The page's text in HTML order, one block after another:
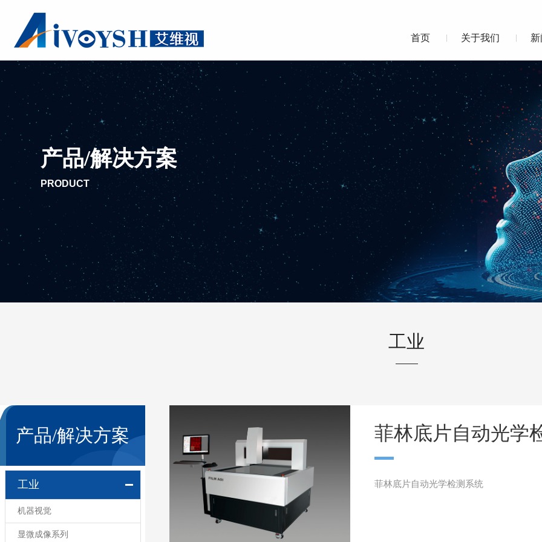
首页 关于我们
产品/解决方案
PRODUCT
工业
产品/解决方案
工业
机器视觉
显微成像系列
菲林底片自动光学
菲林底片自动光学检测系统